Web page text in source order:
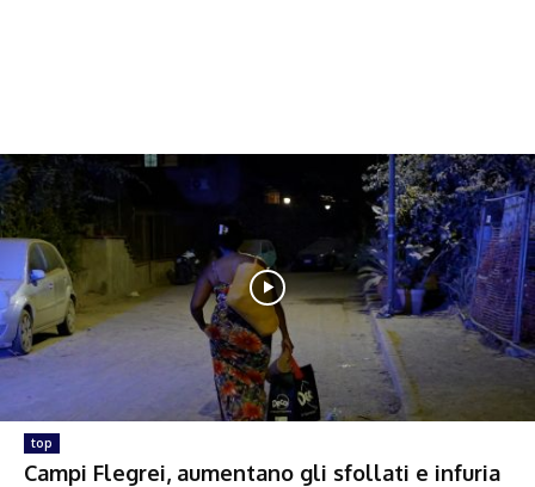
top
Campi Flegrei, aumentano gli sfollati e infuria